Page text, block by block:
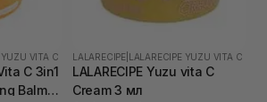
YUZU VITA C
C 3in1
Balm
LALARECIPE LALARECIPE YUZU VITA C
LALARECIPE Yuzu vita C
Cream 3 мл